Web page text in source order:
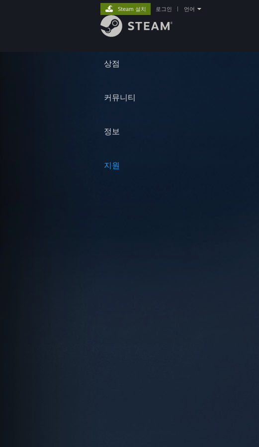
상점
커뮤니티
정보
지원
Steam 설치 로그인 언어